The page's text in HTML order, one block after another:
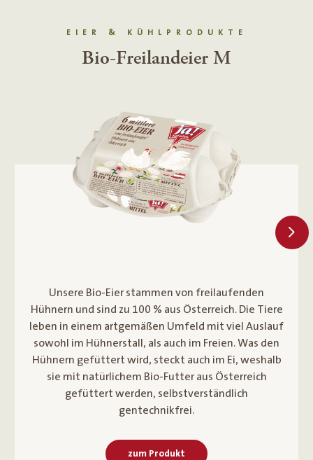
EIER & KÜHLPRODUKTE
Bio-Frischkäse Kren aus
Der Bio-Frischkäse Kren ist besonders cremig und
wird mit Bio-Kren verfeinert. Der Frischkäse wird
sorgfältig aus frischer Bio-Heumilch von Milchkühen
hergestellt, die ein Anbindefreies Leben und
mindesten 150 Tage Weidegang im Herdenverbund
genießen.
zum Produkt